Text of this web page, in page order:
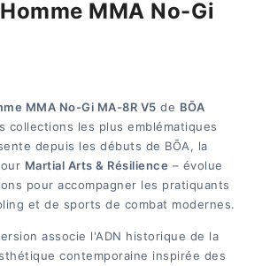
MMA No-Gi
MMA No-Gi MA-8R V5 de BŌA
collections les plus emblématiques
depuis les débuts de BŌA, la
Martial Arts & Résilience – évolue
pour accompagner les pratiquants
et de sports de combat modernes.
associe l'ADN historique de la
contemporaine inspirée des